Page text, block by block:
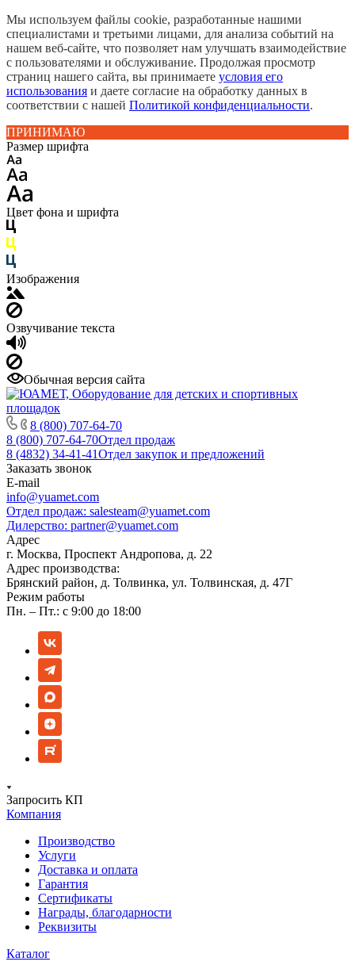
Мы используем файлы cookie, разработанные нашими
специалистами и третьими лицами, для анализа событий на
нашем веб-сайте, что позволяет нам улучшать взаимодействие
с пользователями и обслуживание. Продолжая просмотр
страниц нашего сайта, вы принимаете условия его
использования и даете согласие на обработку данных в
соответствии с нашей Политикой конфиденциальности.
ПРИНИМАЮ
Размер шрифта
Цвет фона и шрифта
Изображения
Озвучивание текста
Обычная версия сайта
8 (800) 707-64-70
8 (800) 707-64-70Отдел продаж
8 (4832) 34-41-41Отдел закупок и предложений
Заказать звонок
E-mail
info@yuamet.com
Отдел продаж: salesteam@yuamet.com
Дилерство: partner@yuamet.com
Адрес
г. Москва, Проспект Андропова, д. 22
Адрес производства:
Брянский район, д. Толвинка, ул. Толвинская, д. 47Г
Режим работы
Пн. – Пт.: с 9:00 до 18:00
Запросить КП
Компания
Производство
Услуги
Доставка и оплата
Гарантия
Сертификаты
Награды, благодарности
Реквизиты
Каталог